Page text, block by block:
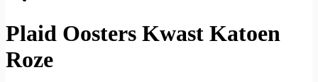
Plaid Oosters Kwast Katoen
Roze